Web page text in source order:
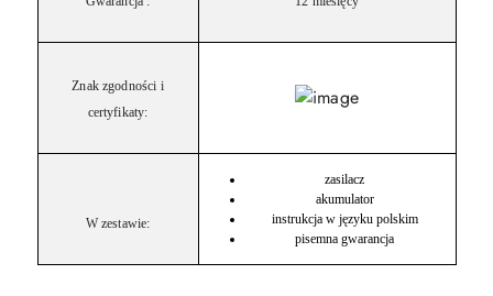
Znak zgodności i
certyfikaty:
W zestawie:
zasilacz
akumulator
instrukcja w języku polskim
pisemna gwarancja